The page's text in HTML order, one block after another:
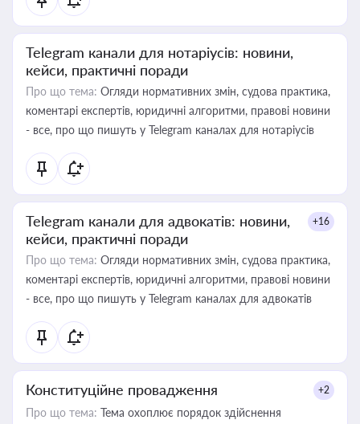
Telegram канали для нотаріусів: новини,
кейси, практичні поради
Про що тема: Огляди нормативних змін, судова практика,
коментарі експертів, юридичні алгоритми, правові новини
- все, про що пишуть у Telegram каналах для нотаріусів
Telegram канали для адвокатів: новини,
кейси, практичні поради
+16
Про що тема: Огляди нормативних змін, судова практика,
коментарі експертів, юридичні алгоритми, правові новини
- все, про що пишуть у Telegram каналах для адвокатів
Конституційне провадження +2
Про що тема: Тема охоплює порядок здійснення